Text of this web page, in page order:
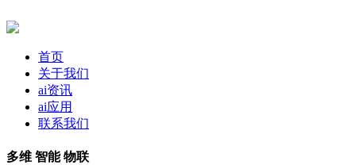
首页
关于我们
ai资讯
ai应用
联系我们
多维 智能 物联